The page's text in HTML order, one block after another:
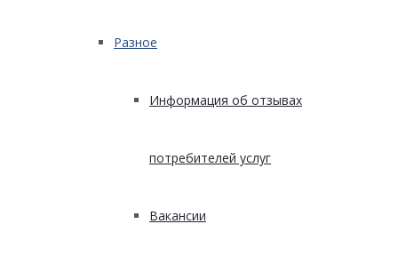
Разное
Информация об отзывах
потребителей услуг
Вакансии